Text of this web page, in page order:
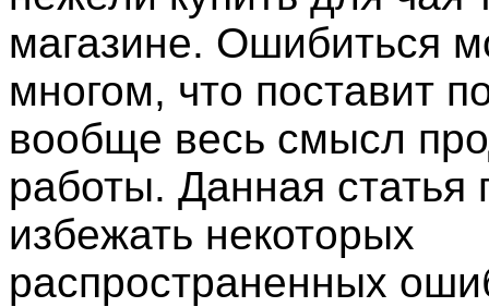
магазине. Ошибиться
многом, что поставит
вообще весь смысл
работы. Данная статья
избежать некоторых
распространенных